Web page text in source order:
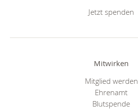
Jetzt spenden
Mitwirken
Mitglied werden
Ehrenamt
Blutspende